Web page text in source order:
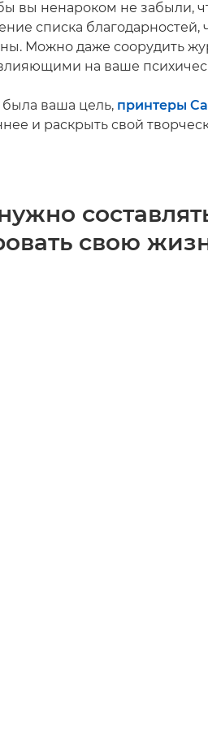
вы ненароком не забыли,
списка
Можно даже соорудить
на ваше
ваша цель, принтеры
и раскрыть свой
свою